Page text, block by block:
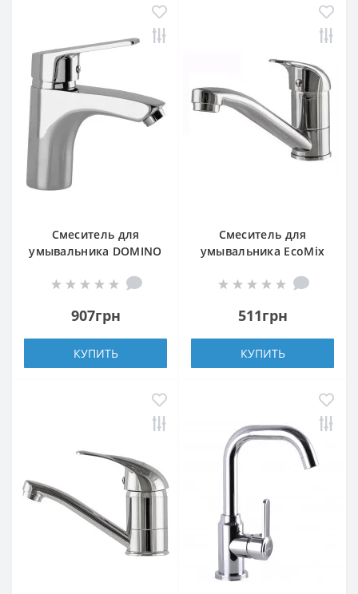
Смеситель для
умывальника DOMINO
907грн
КУПИТЬ
Смеситель для
умывальника EcoMix
511грн
КУПИТЬ